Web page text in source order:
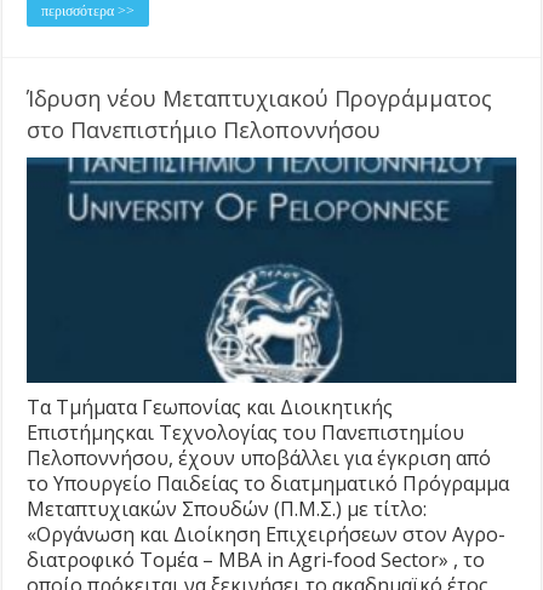
περισσότερα >>
Ίδρυση νέου Μεταπτυχιακού Προγράμματος
στο Πανεπιστήμιο Πελοποννήσου
Τα Τμήματα Γεωπονίας και Διοικητικής
Επιστήμηςκαι Τεχνολογίας του Πανεπιστημίου
Πελοποννήσου, έχουν υποβάλλει για έγκριση από
το Υπουργείο Παιδείας το διατμηματικό Πρόγραμμα
Μεταπτυχιακών Σπουδών (Π.Μ.Σ.) με τίτλο:
«Οργάνωση και Διοίκηση Επιχειρήσεων στον Αγρο-
διατροφικό Τομέα – MBA in Agri-food Sector» , το